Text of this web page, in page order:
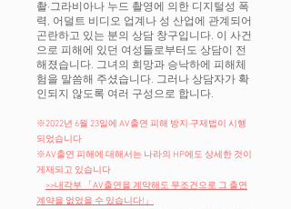
촬·그라비아나 누드 촬영에 의한 디지털성 폭
력, 어덜트 비디오 업계나 성 산업에 관계되어
곤란하고 있는 분의 상담 창구입니다. 이 사건
으로 피해에 있던 여성들로부터도 상담이 전
해졌습니다. ​그녀의 희망과 승낙하에 피해체
험을 말씀해 주셨습니다. 그러나 상담자가 확
인되지 않도록 여러 구성으로 합니다.
※2022년 6월 23일에 AV출연 피해 방지·구제법이 시행
되었습니다
※AV출연 피해에 대해서는 나라의 HP에도 상세한 것이
게재되고 있습니다
>>내각부 「AV출연을 계약해도 무조건으로 그 출연
계약을 없었을 수 있습니다!」